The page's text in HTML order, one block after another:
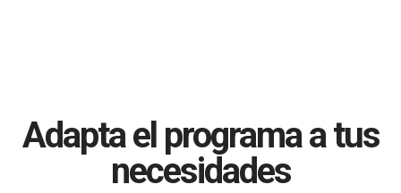
Adapta el programa a tus
necesidades